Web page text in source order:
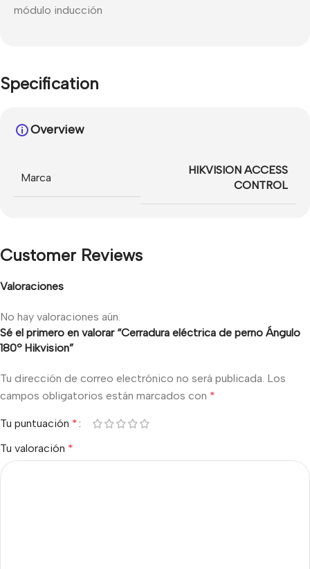
módulo inducción
Specification
Overview
Marca
HIKVISION ACCESS
CONTROL
Customer Reviews
Valoraciones
No hay valoraciones aún.
Sé el primero en valorar “Cerradura eléctrica de perno Ángulo
180º Hikvision”
Tu dirección de correo electrónico no será publicada. Los
campos obligatorios están marcados con *
Tu puntuación *
Tu valoración *